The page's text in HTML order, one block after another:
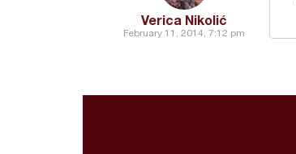
Verica Nikolić
February 11, 2014, 7:12 pm